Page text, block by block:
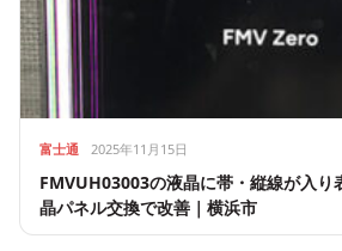
富士通 2025年11月15日
FMVUH03003の液晶に帯・縦線が入り
晶パネル交換で改善｜横浜市